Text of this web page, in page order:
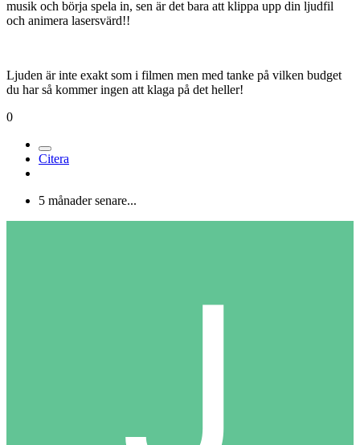
musik och börja spela in, sen är det bara att klippa upp din ljudfil
och animera lasersvärd!!
Ljuden är inte exakt som i filmen men med tanke på vilken budget
du har så kommer ingen att klaga på det heller!
0
Citera
5 månader senare...